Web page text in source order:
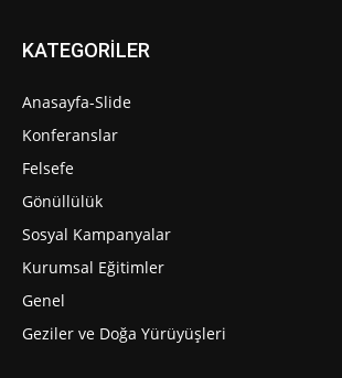
KATEGORİLER
Anasayfa-Slide
Konferanslar
Felsefe
Gönüllülük
Sosyal Kampanyalar
Kurumsal Eğitimler
Genel
Geziler ve Doğa Yürüyüşleri